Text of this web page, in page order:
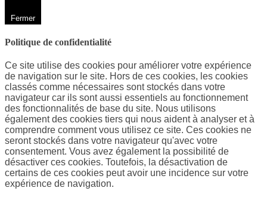
Fermer
Politique de confidentialité
Ce site utilise des cookies pour améliorer votre expérience
de navigation sur le site. Hors de ces cookies, les cookies
classés comme nécessaires sont stockés dans votre
navigateur car ils sont aussi essentiels au fonctionnement
des fonctionnalités de base du site. Nous utilisons
également des cookies tiers qui nous aident à analyser et à
comprendre comment vous utilisez ce site. Ces cookies ne
seront stockés dans votre navigateur qu'avec votre
consentement. Vous avez également la possibilité de
désactiver ces cookies. Toutefois, la désactivation de
certains de ces cookies peut avoir une incidence sur votre
expérience de navigation.